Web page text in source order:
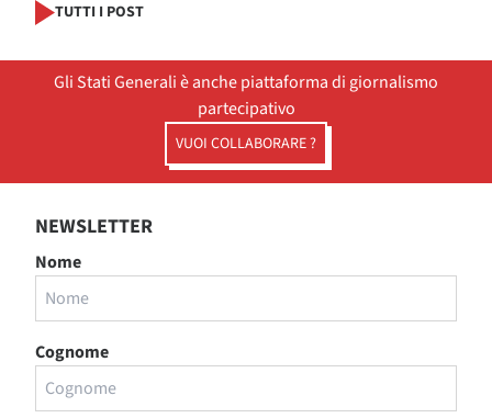
TUTTI I POST
Gli Stati Generali è anche piattaforma di giornalismo
partecipativo
VUOI COLLABORARE ?
NEWSLETTER
Nome
Cognome